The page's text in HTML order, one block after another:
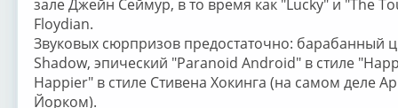
зале Джейн Сеймур, в то время как "Lucky" и "The
Floydian.
Звуковых сюрпризов предостаточно: барабанный
Shadow, эпический "Paranoid Android" в стиле
Happier" в стиле Стивена Хокинга (на самом деле
Йорком).